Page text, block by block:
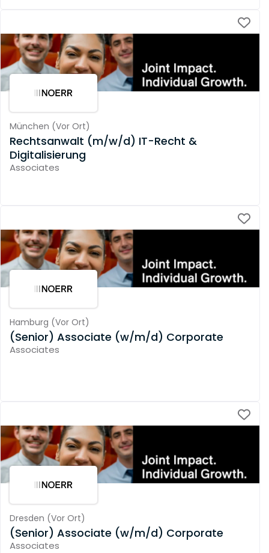
München (Vor Ort)
Rechtsanwalt (m/w/d) IT-Recht &
Digitalisierung
Associates
Hamburg (Vor Ort)
(Senior) Associate (w/m/d) Corporate
Associates
Dresden (Vor Ort)
(Senior) Associate (w/m/d) Corporate
Associates